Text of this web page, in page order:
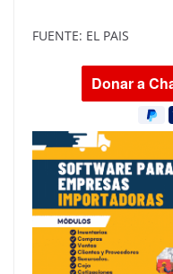
FUENTE: EL PAIS